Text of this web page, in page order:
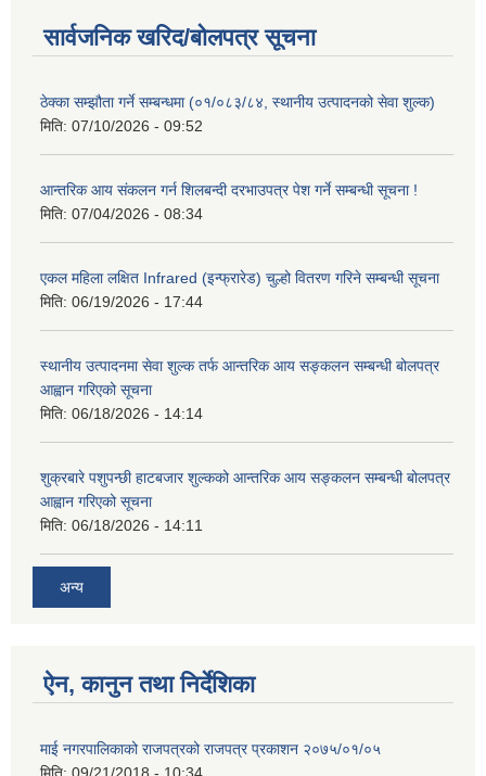
सार्वजनिक खरिद/बोलपत्र सूचना
ठेक्का सम्झौता गर्ने सम्बन्धमा (०१/०८३/८४, स्थानीय उत्पादनको सेवा शुल्क)
मिति: 07/10/2026 - 09:52
आन्तरिक आय संकलन गर्न शिलबन्दी दरभाउपत्र पेश गर्ने सम्बन्धी सूचना !
मिति: 07/04/2026 - 08:34
एकल महिला लक्षित Infrared (इन्फ्रारेड) चुल्हो वितरण गरिने सम्बन्धी सूचना
मिति: 06/19/2026 - 17:44
स्थानीय उत्पादनमा सेवा शुल्क तर्फ आन्तरिक आय सङ्कलन सम्बन्धी बोलपत्र
आह्वान गरिएको सूचना
मिति: 06/18/2026 - 14:14
शुक्रबारे पशुपन्छी हाटबजार शुल्कको आन्तरिक आय सङ्कलन सम्बन्धी बोलपत्र
आह्वान गरिएको सूचना
मिति: 06/18/2026 - 14:11
अन्य
ऐन, कानुन तथा निर्देशिका
माई नगरपालिकाको राजपत्रको राजपत्र प्रकाशन २०७५/०१/०५
मिति: 09/21/2018 - 10:34